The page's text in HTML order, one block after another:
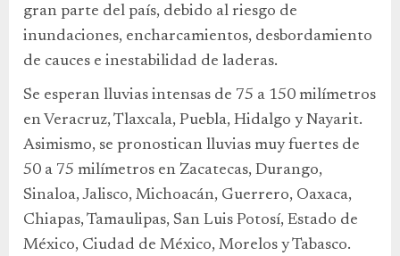
gran parte del país, debido al riesgo de
inundaciones, encharcamientos, desbordamiento
de cauces e inestabilidad de laderas.
Se esperan lluvias intensas de 75 a 150 milímetros
en Veracruz, Tlaxcala, Puebla, Hidalgo y Nayarit.
Asimismo, se pronostican lluvias muy fuertes de
50 a 75 milímetros en Zacatecas, Durango,
Sinaloa, Jalisco, Michoacán, Guerrero, Oaxaca,
Chiapas, Tamaulipas, San Luis Potosí, Estado de
México, Ciudad de México, Morelos y Tabasco.